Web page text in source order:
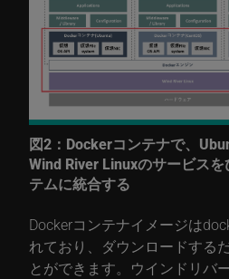
図2：Dockerコンテナで、
Wind River Linuxのサービス
テムに統合する
Dockerコンテナイメージは
れており、ダウンロードする
とができます。ウインドリバ